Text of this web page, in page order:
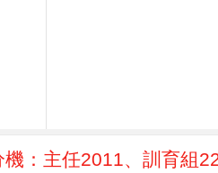
機：主任2011、訓育組